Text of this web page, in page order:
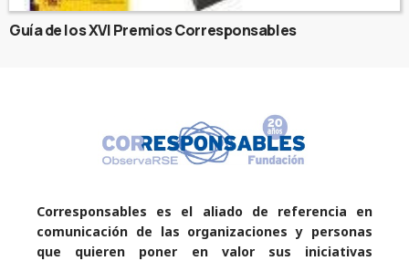
Guía de los XVI Premios Corresponsables
Corresponsables es el aliado de referencia en
comunicación de las organizaciones y personas
que quieren poner en valor sus iniciativas